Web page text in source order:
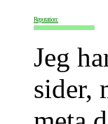
Reputation:
Jeg
sider,